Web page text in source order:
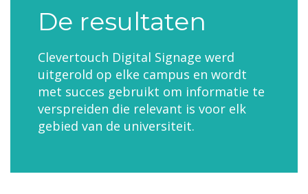
De resultaten
Clevertouch Digital Signage werd
uitgerold op elke campus en wordt
met succes gebruikt om informatie te
verspreiden die relevant is voor elk
gebied van de universiteit.